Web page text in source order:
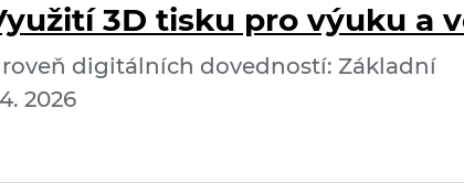
3D tisku pro výuku a
digitálních dovedností: Základní
2026